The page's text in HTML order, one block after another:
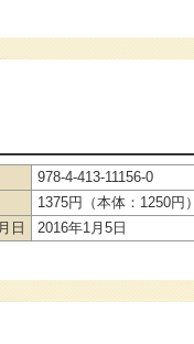
978-4-413-11156-0
1375円（本体：1250円）
日
2016年1月5日